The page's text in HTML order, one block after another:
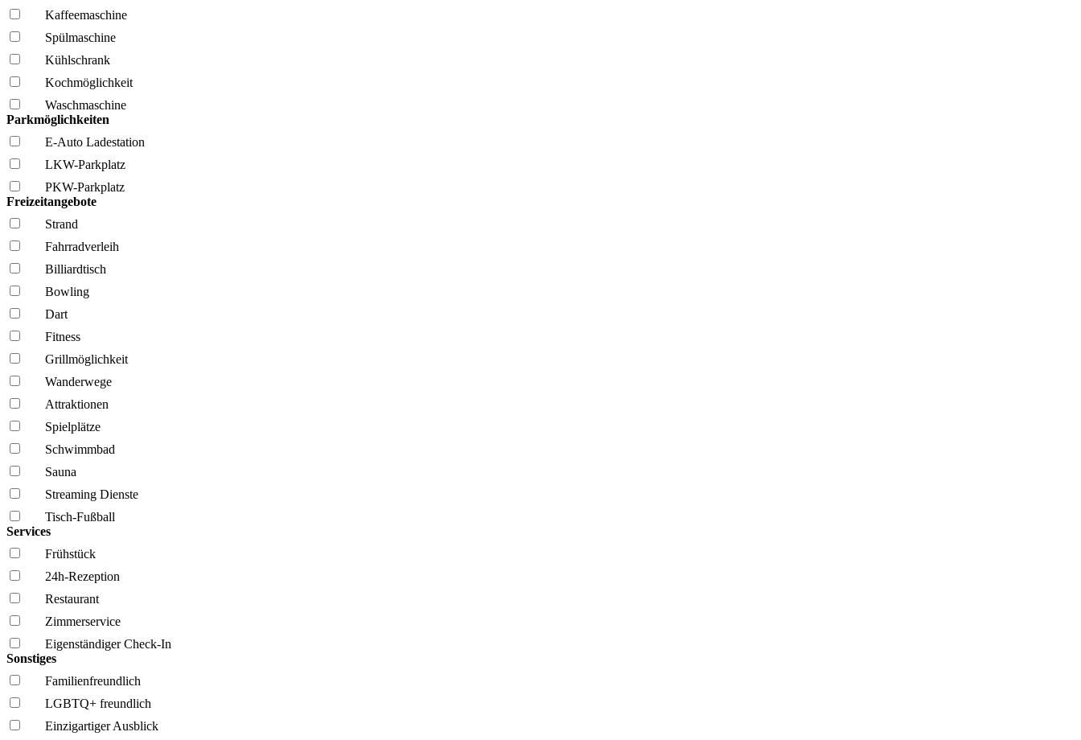
Kaffee­maschine
Spül­maschine
Kühl­schrank
Kochmöglich­keit
Wasch­maschine
Parkmöglichkeiten
E-Auto Ladestation
LKW-Parkplatz
PKW-Parkplatz
Freizeitangebote
Strand
Fahrrad­verleih
Billiardtisch
Bowling
Dart
Fitness
Grillmöglich­keit
Wanderwege
Attraktionen
Spielplätze
Schwimmbad
Sauna
Streaming Dienste
Tisch-Fußball
Services
Frühstück
24h-Rezeption
Restaurant
Zimmerservice
Eigenständiger Check-In
Sonstiges
Familien­freundlich
LGBTQ+ freundlich
Einzigartiger Ausblick